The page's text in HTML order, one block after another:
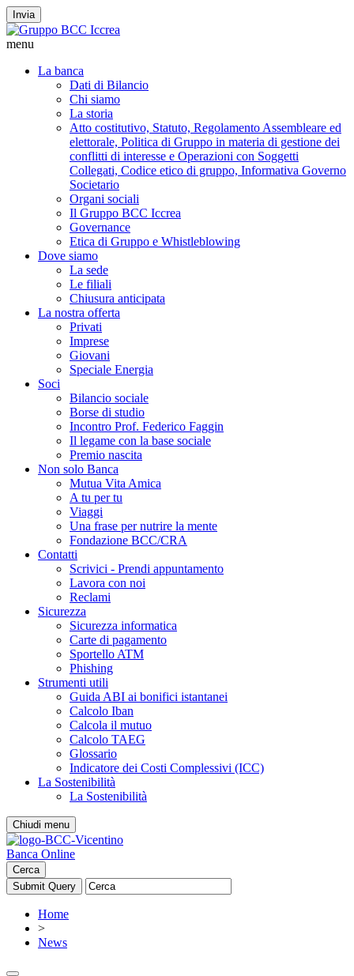
Invia
menu
La banca
Dati di Bilancio
Chi siamo
La storia
Atto costitutivo, Statuto, Regolamento Assembleare ed
elettorale, Politica di Gruppo in materia di gestione dei
conflitti di interesse e Operazioni con Soggetti
Collegati, Codice etico di gruppo, Informativa Governo
Societario
Organi sociali
Il Gruppo BCC Iccrea
Governance
Etica di Gruppo e Whistleblowing
Dove siamo
La sede
Le filiali
Chiusura anticipata
La nostra offerta
Privati
Imprese
Giovani
Speciale Energia
Soci
Bilancio sociale
Borse di studio
Incontro Prof. Federico Faggin
Il legame con la base sociale
Premio nascita
Non solo Banca
Mutua Vita Amica
A tu per tu
Viaggi
Una frase per nutrire la mente
Fondazione BCC/CRA
Contatti
Scrivici - Prendi appuntamento
Lavora con noi
Reclami
Sicurezza
Sicurezza informatica
Carte di pagamento
Sportello ATM
Phishing
Strumenti utili
Guida ABI ai bonifici istantanei
Calcolo Iban
Calcola il mutuo
Calcolo TAEG
Glossario
Indicatore dei Costi Complessivi (ICC)
La Sostenibilità
La Sostenibilità
Chiudi menu
Banca Online
Cerca
Home
>
News